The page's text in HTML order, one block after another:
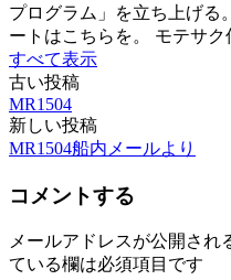
プログラム」を立ち上げる
ートはこちらを。 モテサク
すべて表示
投
稿
ナ
ビ
ゲ
ー
古い投稿
MR1504
新しい投稿
MR1504船内メールより
コメントする
メールアドレスが公開され
ている欄は必須項目です